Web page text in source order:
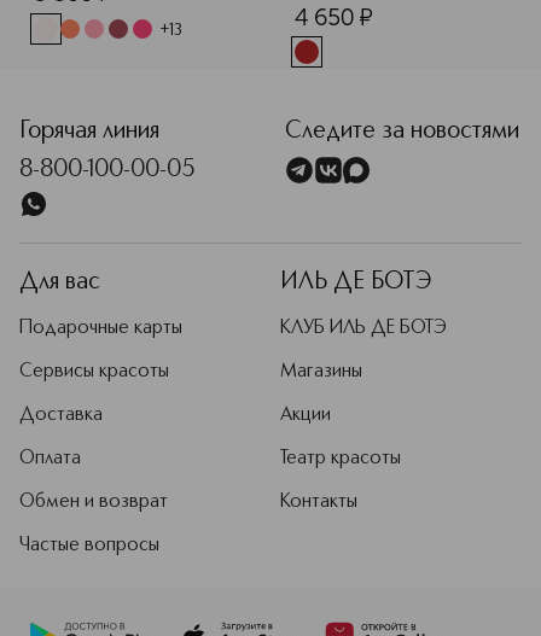
+13 4 650 ¤
Горячая линия
8-800-100-00-05
Следите за новостями
Для вас
Подарочные карты
Сервисы красоты
Доставка
Оплата
Обмен и возврат
Частые вопросы
ИЛЬ ДЕ БОТЭ
КЛУБ ИЛЬ ДЕ БОТЭ
Магазины
Акции
Театр красоты
Контакты